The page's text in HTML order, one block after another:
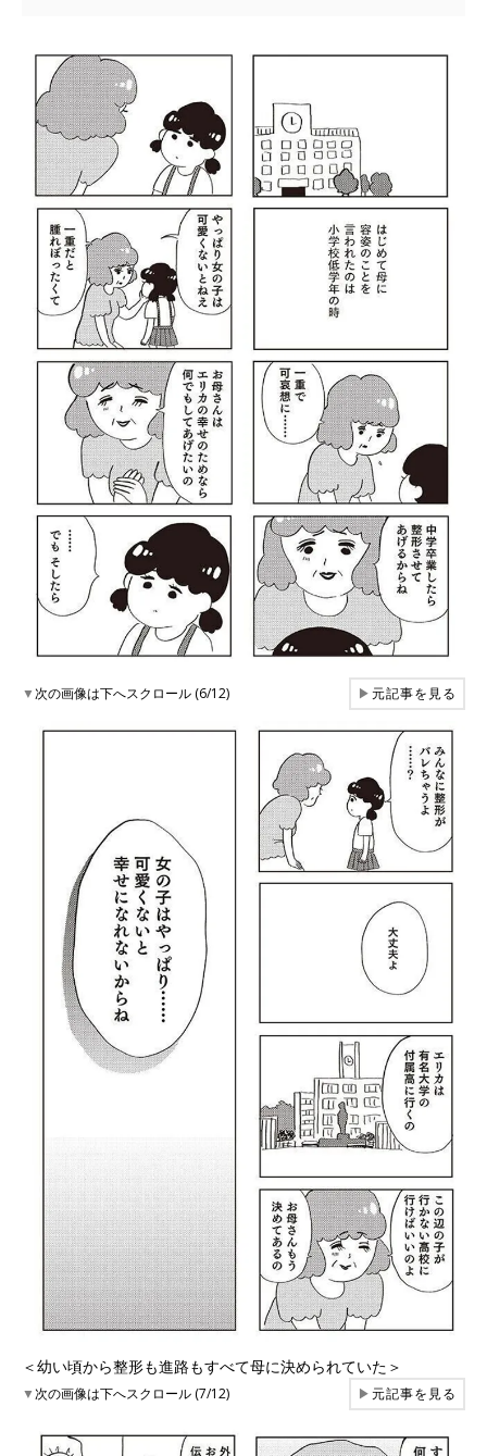
▼次の画像は下へスクロール (6/12) ▶元記事を見る
＜幼い頃から整形も進路もすべて母に決められていた＞
▼次の画像は下へスクロール (7/12) ▶元記事を見る